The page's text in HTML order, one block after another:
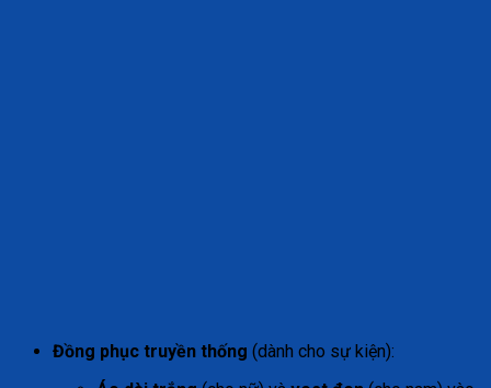
Đồng phục truyền thống (dành cho sự kiện):